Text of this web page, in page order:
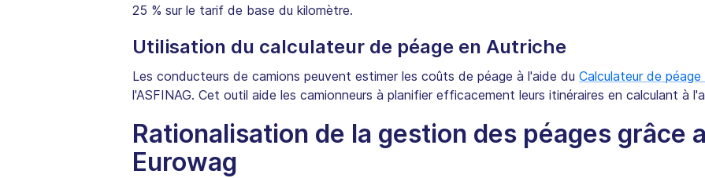
25 % sur le tarif de base du kilomètre.
Utilisation du calculateur de péage en Autriche
Les conducteurs de camions peuvent estimer les coûts de péage à l'aide du Calculateur de
l'ASFINAG. Cet outil aide les camionneurs à planifier efficacement leurs itinéraires en calculant à
Rationalisation de la gestion des péages grâce
Eurowag